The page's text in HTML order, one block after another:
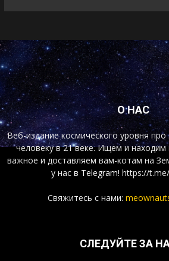
О НАС
Веб-издание космического уровня
человеку в 21 веке. Ищем и находим
важное и доставляем вам-котам на
у нас в Telegram! https://
Свяжитесь с нами:
СЛЕДУЙТЕ ЗА